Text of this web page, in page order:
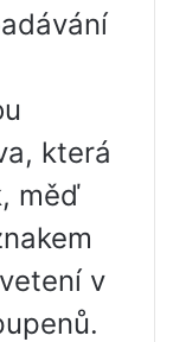
která
měď
v